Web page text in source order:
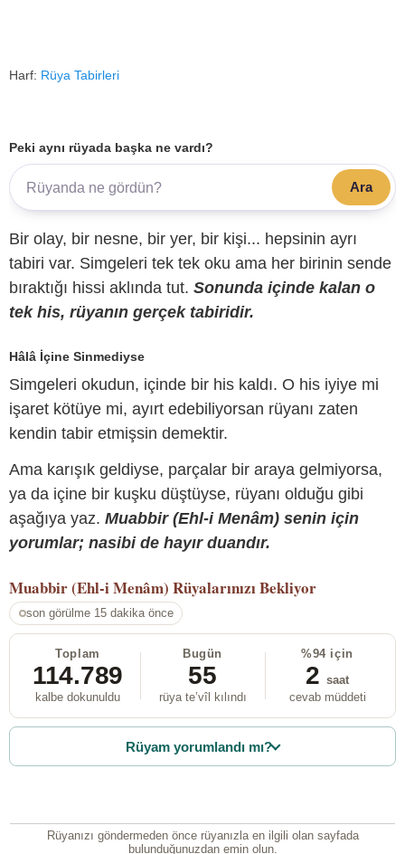
Harf: Rüya Tabirleri
Peki aynı rüyada başka ne vardı?
Ara
Bir olay, bir nesne, bir yer, bir kişi... hepsinin ayrı
tabiri var. Simgeleri tek tek oku ama her birinin sende
bıraktığı hissi aklında tut. Sonunda içinde kalan o
tek his, rüyanın gerçek tabiridir.
Hâlâ İçine Sinmediyse
Simgeleri okudun, içinde bir his kaldı. O his iyiye mi
işaret kötüye mi, ayırt edebiliyorsan rüyanı zaten
kendin tabir etmişsin demektir.
Ama karışık geldiyse, parçalar bir araya gelmiyorsa,
ya da içine bir kuşku düştüyse, rüyanı olduğu gibi
aşağıya yaz. Muabbir (Ehl-i Menâm) senin için
yorumlar; nasibi de hayır duandır.
Muabbir (Ehl-i Menâm) Rüyalarınızı Bekliyor
son görülme 15 dakika önce
Toplam
114.789
kalbe dokunuldu
Bugün
55
rüya te’vîl kılındı
%94 için
2 saat
cevab müddeti
Rüyam yorumlandı mı?
Rüyanızı göndermeden önce rüyanızla en ilgili olan sayfada
bulunduğunuzdan emin olun.